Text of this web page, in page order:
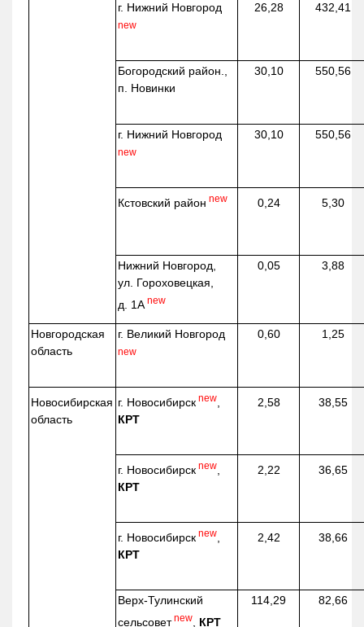
г. Нижний Новгород
new
26,28 432,41
Богородский район.,
п. Новинки
30,10 550,56
г. Нижний Новгород
new
30,10 550,56
Кстовский район new 0,24 5,30
Нижний Новгород,
ул. Гороховецкая,
д. 1А new
0,05 3,88
Новгородская
область
г. Великий Новгород
new
0,60 1,25
Новосибирская
область
г. Новосибирск new
КРТ
2,58 38,55
г. Новосибирск new
КРТ
2,22 36,65
г. Новосибирск new
КРТ
2,42 38,66
Верх-Тулинский
сельсовет new КРТ
114,29 82,66